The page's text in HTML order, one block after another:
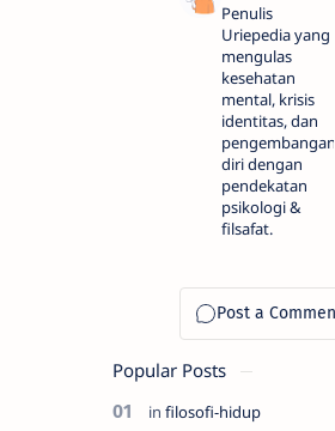
Penulis
Uriepedia yang
mengulas
kesehatan
mental, krisis
identitas, dan
pengembangan
diri dengan
pendekatan
psikologi &
filsafat.
Popular Posts